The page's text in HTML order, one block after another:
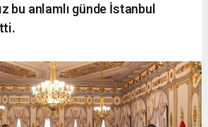
bu anlamlı günde İstanbul